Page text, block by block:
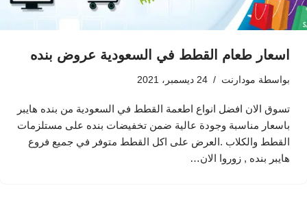
اسعار طعام القطط في السعودية عروض بنده
بواسطة مودارنت 24 ديسمبر، 2021
تسوق الان افضل انواع اطعمة القطط في السعودية من بنده هايبر
باسعار مناسبة وجودة عالية ضمن تخفيضات بنده على مستلزمات
القطط والكلاب .العرض على اكل القطط متوفر في جميع فروع
هايبر بنده , زوروا الان…